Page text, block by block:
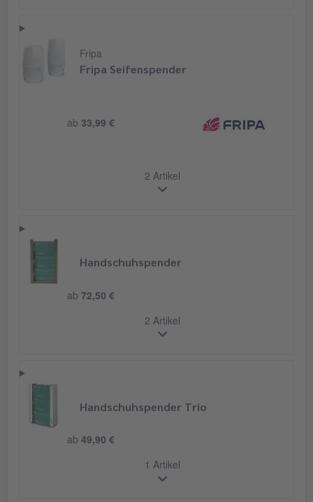
Fripa
Fripa Seifenspender
ab 33,99 €
2 Artikel
Handschuhspender
ab 72,50 €
2 Artikel
Handschuhspender Trio
ab 49,90 €
1 Artikel